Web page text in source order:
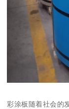
彩涂板随着社会的